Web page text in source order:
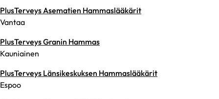
PlusTerveys Asematien Hammaslääkärit
Vantaa
PlusTerveys Granin Hammas
Kauniainen
PlusTerveys Länsikeskuksen Hammaslääkärit
Espoo